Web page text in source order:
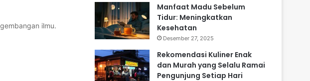
ilmu.
Manfaat Madu Sebelum
Tidur: Meningkatkan
Kesehatan
Desember 27, 2025
Rekomendasi Kuliner Enak
dan Murah yang Selalu Ramai
Pengunjung Setiap Hari